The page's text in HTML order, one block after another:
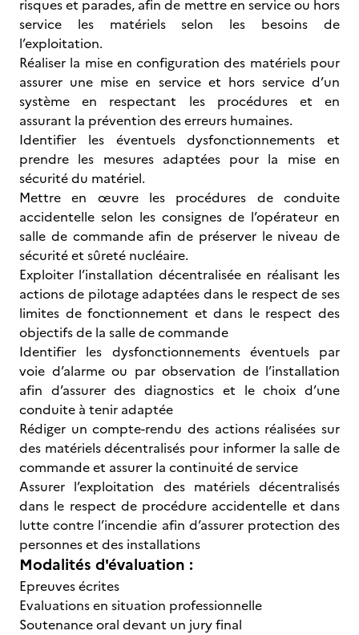
risques et parades, afin de mettre en service ou hors
service les matériels selon les besoins de
l’exploitation.
Réaliser la mise en configuration des matériels pour
assurer une mise en service et hors service d’un
système en respectant les procédures et en
assurant la prévention des erreurs humaines.
Identifier les éventuels dysfonctionnements et
prendre les mesures adaptées pour la mise en
sécurité du matériel.
Mettre en œuvre les procédures de conduite
accidentelle selon les consignes de l’opérateur en
salle de commande afin de préserver le niveau de
sécurité et sûreté nucléaire.
Exploiter l’installation décentralisée en réalisant les
actions de pilotage adaptées dans le respect de ses
limites de fonctionnement et dans le respect des
objectifs de la salle de commande
Identifier les dysfonctionnements éventuels par
voie d’alarme ou par observation de l’installation
afin d’assurer des diagnostics et le choix d’une
conduite à tenir adaptée
Rédiger un compte-rendu des actions réalisées sur
des matériels décentralisés pour informer la salle de
commande et assurer la continuité de service
Assurer l’exploitation des matériels décentralisés
dans le respect de procédure accidentelle et dans
lutte contre l’incendie afin d’assurer protection des
personnes et des installations
Modalités d'évaluation :
Epreuves écrites
Evaluations en situation professionnelle
Soutenance oral devant un jury final